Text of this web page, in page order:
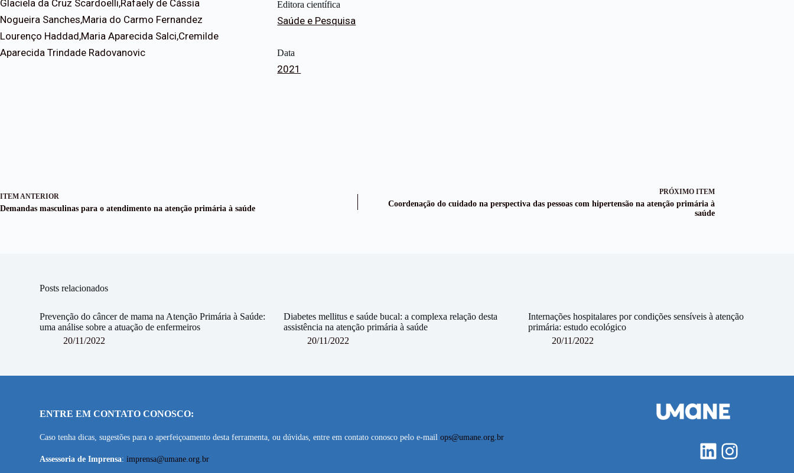
Glaciela da Cruz Scardoelli,Rafaely de Cássia
Nogueira Sanches,Maria do Carmo Fernandez
Lourenço Haddad,Maria Aparecida Salci,Cremilde
Aparecida Trindade Radovanovic
Editora científica
Saúde e Pesquisa
Data
2021
ITEM ANTERIOR
Demandas masculinas para o atendimento na atenção primária à saúde
PRÓXIMO ITEM
Coordenação do cuidado na perspectiva das pessoas com hipertensão na atenção primária à
saúde
Posts relacionados
Prevenção do câncer de mama na Atenção Primária à Saúde:
uma análise sobre a atuação de enfermeiros
20/11/2022
Diabetes mellitus e saúde bucal: a complexa relação desta
assistência na atenção primária à saúde
20/11/2022
Internações hospitalares por condições sensíveis à atenção
primária: estudo ecológico
20/11/2022
ENTRE EM CONTATO CONOSCO:
Caso tenha dicas, sugestões para o aperfeiçoamento desta ferramenta, ou dúvidas, entre em contato conosco pelo e-mailops@umane.org.br
Assessoria de Imprensa:imprensa@umane.org.br LinkedIn